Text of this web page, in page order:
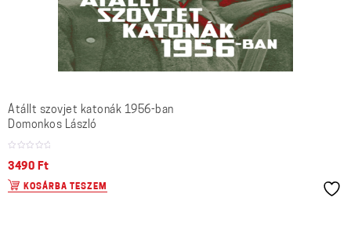
Átállt szovjet katonák 1956-ban
Domonkos László
3490 Ft
KOSÁRBA TESZEM